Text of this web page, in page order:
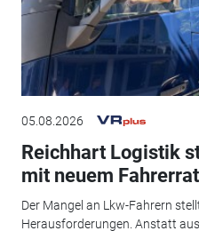
05.08.2026
Reichhart Logistik
mit neuem Fahrerrat
Der Mangel an Lkw-Fahrern
Herausforderungen. Anstatt